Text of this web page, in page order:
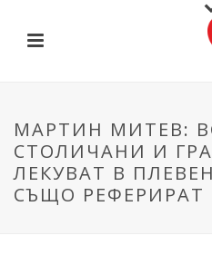
МАРТИН МИТЕВ:
СТОЛИЧАНИ И
ЛЕКУВАТ В
СЪЩО РЕФЕРИРАТ